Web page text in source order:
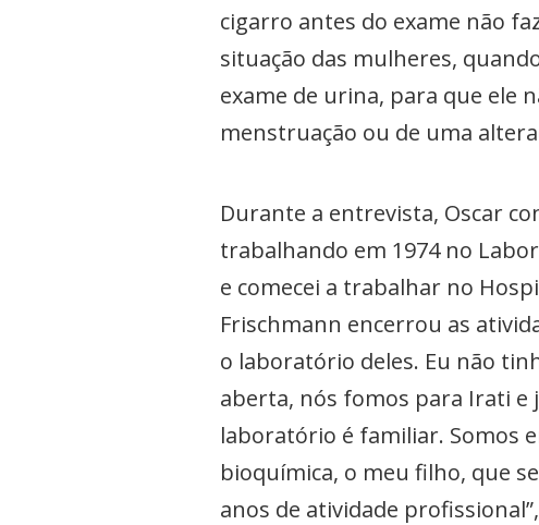
cigarro antes do exame não
situação das mulheres,
exame de urina, para que ele
menstruação ou de uma
Durante a entrevista, Oscar
trabalhando em 1974 no
e comecei a trabalhar no
Frischmann encerrou as
o laboratório deles. Eu não
aberta, nós fomos para Irati e
laboratório é familiar. Somos
bioquímica, o meu filho, que
anos de atividade